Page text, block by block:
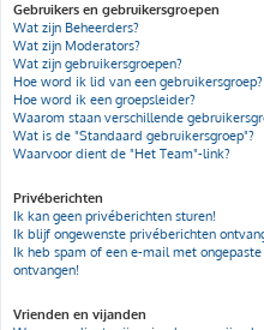
Gebruikers en gebruikersgroepen
Wat zijn Beheerders?
Wat zijn Moderators?
Wat zijn gebruikersgroepen?
Hoe word ik lid van een gebruikersgroep?
Hoe word ik een groepsleider?
Waarom staan verschillende
Wat is de "Standaard gebruikersgroep"?
Waarvoor dient de "Het Team"-link?
Privéberichten
Ik kan geen privéberichten sturen!
Ik blijf ongewenste privéberichten
Ik heb spam of een e-mail met
ontvangen!
Vrienden en vijanden